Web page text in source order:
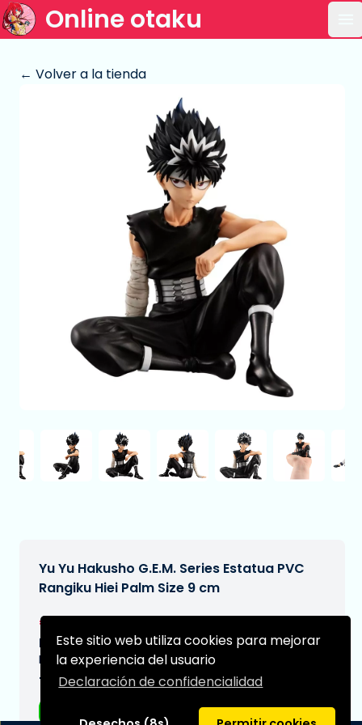
Este sitio web utiliza cookies para mejorar
la experiencia del usuario
Declaración de confidencialidad
Online otaku
← Volver a la tienda
Yu Yu Hakusho G.E.M. Series Estatua PVC
Rangiku Hiei Palm Size 9 cm
€69,99
Fecha de entrega prevista:
N/A
Tipo: